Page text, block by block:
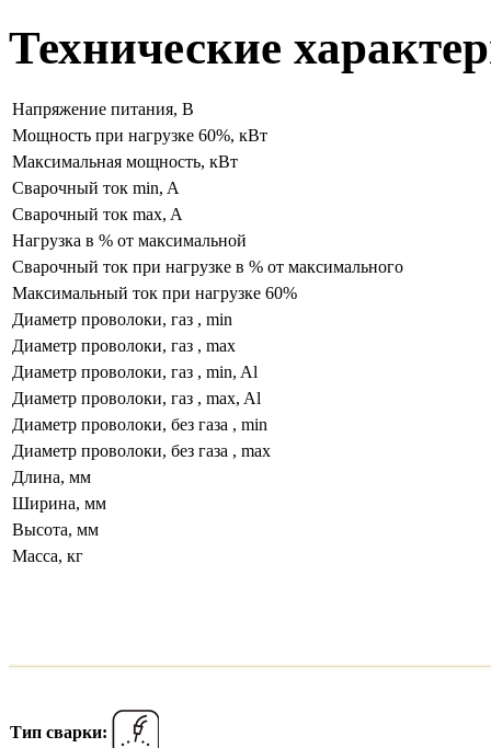
Технические
Напряжение питания, В
Мощность при нагрузке 60%, кВт
Максимальная мощность, кВт
Сварочный ток min, A
Сварочный ток max, A
Нагрузка в % от максимальной
Сварочный ток при нагрузке в % от максимального
Максимальный ток при нагрузке 60%
Диаметр проволоки, газ , min
Диаметр проволоки, газ , max
Диаметр проволоки, газ , min, Al
Диаметр проволоки, газ , max, Al
Диаметр проволоки, без газа , min
Диаметр проволоки, без газа , max
Длина, мм
Ширина, мм
Высота, мм
Масса, кг
Тип сварки: